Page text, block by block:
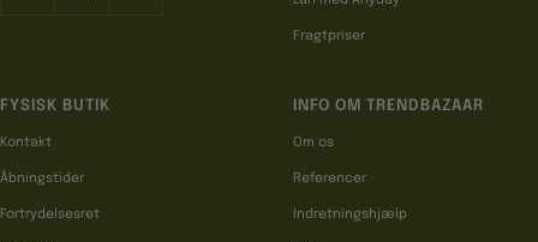
Fragtpriser
FYSISK BUTIK
Kontakt
Åbningstider
Fortrydelsesret
INFO OM TRENDBAZAAR
Om os
Referencer
Indretningshjælp